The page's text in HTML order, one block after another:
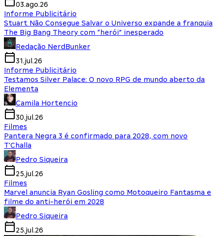
03.ago.26
Informe Publicitário
Stuart Não Consegue Salvar o Universo expande a franquia
The Big Bang Theory com “herói” inesperado
Redação NerdBunker
31.jul.26
Informe Publicitário
Testamos Silver Palace: O novo RPG de mundo aberto da
Elementa
Camila Hortencio
30.jul.26
Filmes
Pantera Negra 3 é confirmado para 2028, com novo
T'Challa
Pedro Siqueira
25.jul.26
Filmes
Marvel anuncia Ryan Gosling como Motoqueiro Fantasma e
filme do anti-herói em 2028
Pedro Siqueira
25.jul.26